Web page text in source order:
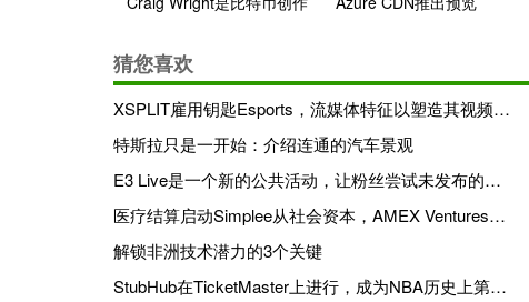
猜您喜欢
XSPLIT雇用钥匙Esports，流媒体特征以塑造其视频工作
特斯拉只是一开始：介绍连通的汽车景观
E3 Live是一个新的公共活动，让粉丝尝试未发布的视频游戏
医疗结算启动Simplee从社会资本，AMEX Ventures和其他人收集2000万美元
解锁非洲技术潜力的3个关键
StubHub在TicketMaster上进行，成为NBA历史上第一个泽西赞助商